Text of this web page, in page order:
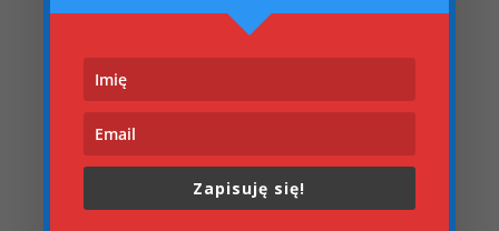
Zapisuję się!